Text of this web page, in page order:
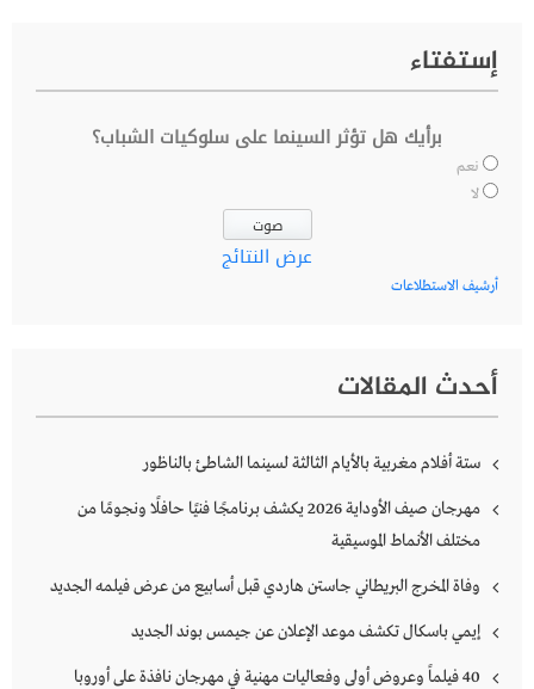
إستفتاء
برأيك هل تؤثر السينما على سلوكيات الشباب؟
نعم
لا
عرض النتائج
أرشيف الاستطلاعات
أحدث المقالات
ستة أفلام مغربية بالأيام الثالثة لسينما الشاطئ بالناظور
مهرجان صيف الأوداية 2026 يكشف برنامجًا فنيًا حافلًا ونجومًا من
مختلف الأنماط الموسيقية
وفاة المخرج البريطاني جاستن هاردي قبل أسابيع من عرض فيلمه الجديد
إيمي باسكال تكشف موعد الإعلان عن جيمس بوند الجديد
40 فيلماً وعروض أولى وفعاليات مهنية في مهرجان نافذة على أوروبا